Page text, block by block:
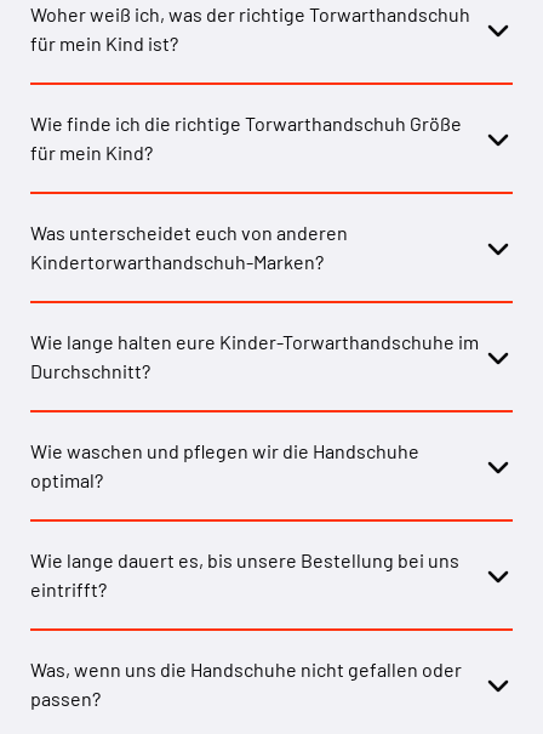
Woher weiß ich, was der richtige Torwarthandschuh
für mein Kind ist?
Wie finde ich die richtige Torwarthandschuh Größe
für mein Kind?
Was unterscheidet euch von anderen
Kindertorwarthandschuh-Marken?
Wie lange halten eure Kinder-Torwarthandschuhe im
Durchschnitt?
Wie waschen und pflegen wir die Handschuhe
optimal?
Wie lange dauert es, bis unsere Bestellung bei uns
eintrifft?
Was, wenn uns die Handschuhe nicht gefallen oder
passen?